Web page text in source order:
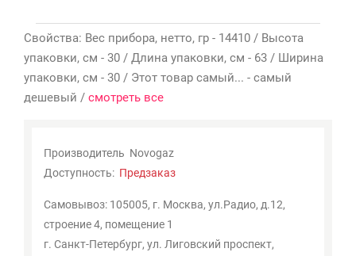
Свойства: Вес прибора, нетто, гр - 14410 / Высота
упаковки, см - 30 / Длина упаковки, см - 63 / Ширина
упаковки, см - 30 / Этот товар самый... - самый
дешевый / смотреть все
Производитель Novogaz
Доступность: Предзаказ
Самовывоз: 105005, г. Москва, ул.Радио, д.12,
строение 4, помещение 1
г. Санкт-Петербург, ул. Лиговский проспект,